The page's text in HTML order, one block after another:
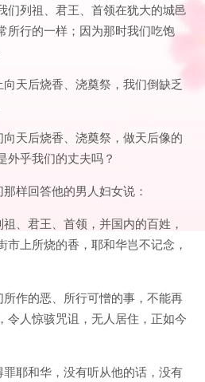
们列祖、君王、首领在犹大的城邑
所行的一样；因为那时我们吃饱
天后烧香、浇奠祭，我们倒缺乏
天后烧香、浇奠祭，做天后像的
外乎我们的丈夫吗？
样回答他的男人妇女说：
、君王、首领，并国内的百姓，
上所烧的香，耶和华岂不记念，
作的恶、所行可憎的事，不能再
令人惊骇咒诅，无人居住，正如今
耶和华，没有听从他的话，没有